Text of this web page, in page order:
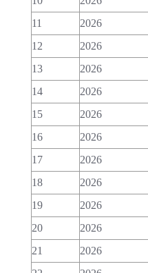
11
2026
12
2026
13
2026
14
2026
15
2026
16
2026
17
2026
18
2026
19
2026
20
2026
21
2026